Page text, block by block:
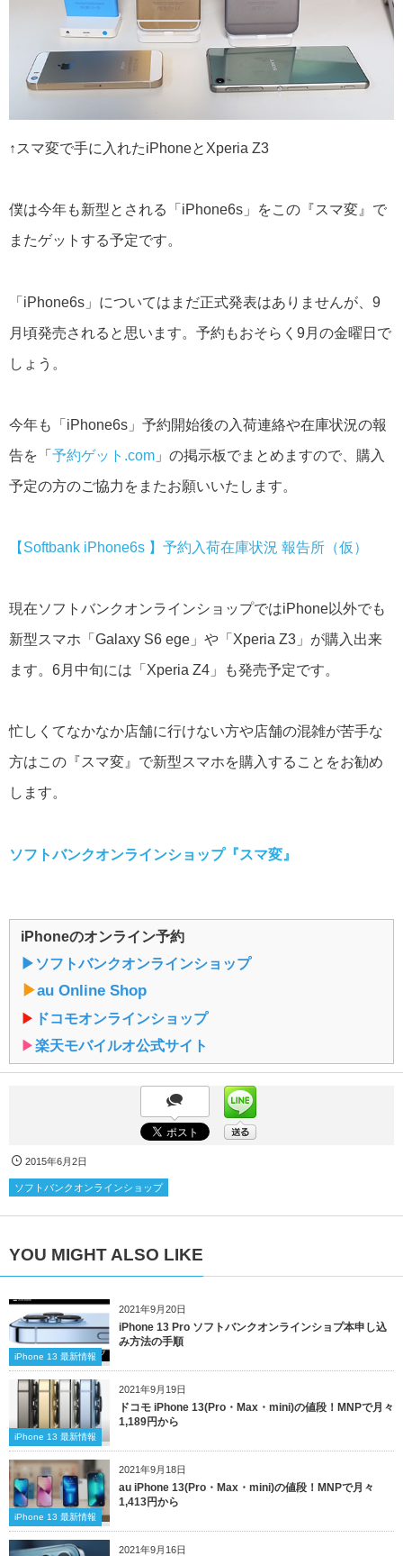
↑スマ変で手に入れたiPhoneとXperia Z3
僕は今年も新型とされる「iPhone6s」をこの『スマ変』で
またゲットする予定です。
「iPhone6s」についてはまだ正式発表はありませんが、9
月頃発売されると思います。予約もおそらく9月の金曜日で
しょう。
今年も「iPhone6s」予約開始後の入荷連絡や在庫状況の報
告を「 予約ゲット.com 」の掲示板でまとめますので、購入
予定の方のご協力をまたお願いいたします。
【Softbank iPhone6s 】予約入荷在庫状況 報告所（仮）
現在ソフトバンクオンラインショップではiPhone以外でも
新型スマホ「Galaxy S6 ege」や「Xperia Z3」が購入出来
ます。6月中旬には「Xperia Z4」も発売予定です。
忙しくてなかなか店舗に行けない方や店舗の混雑が苦手な
方はこの『スマ変』で新型スマホを購入することをお勧め
します。
ソフトバンクオンラインショップ『スマ変』
iPhoneのオンライン予約
▶︎ソフトバンクオンラインショップ
▶︎au Online Shop
▶︎ ドコモオンラインショップ
▶︎楽天モバイルオ公式サイト
2015年6月2日
ソフトバンクオンラインショップ
YOU MIGHT ALSO LIKE
2021年9月20日
iPhone 13 最新情報
iPhone 13 Pro ソフトバンクオンラインショプ本申し込
み方法の手順
2021年9月19日
iPhone 13 最新情報
ドコモ iPhone 13(Pro・Max・mini)の値段！MNPで月々
1,189円から
2021年9月18日
iPhone 13 最新情報
au iPhone 13(Pro・Max・mini)の値段！MNPで月々
1,413円から
2021年9月16日